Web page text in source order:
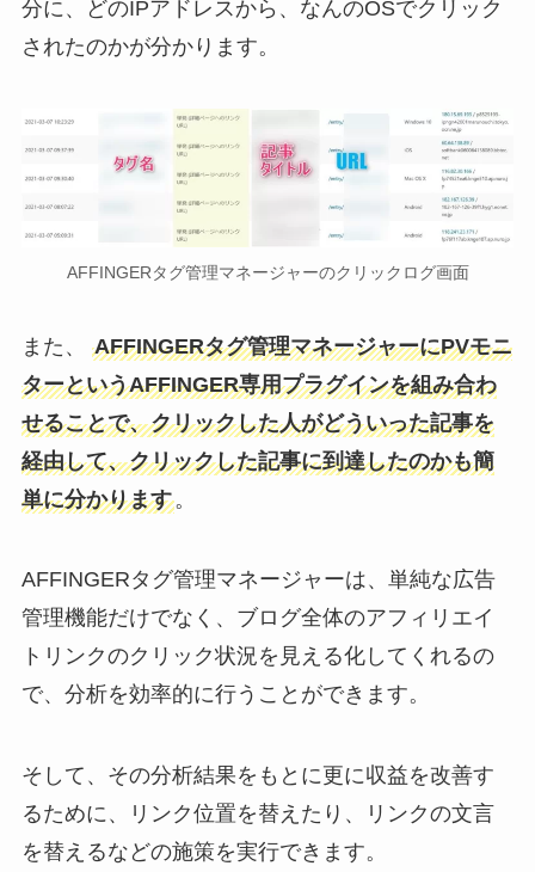
分に、どのIPアドレスから、なんのOSでクリック
されたのかが分かります。
AFFINGERタグ管理マネージャーのクリックログ画面
また、 AFFINGERタグ管理マネージャーにPVモニ
ターというAFFINGER専用プラグインを組み合わ
せることで、クリックした人がどういった記事を
経由して、クリックした記事に到達したのかも簡
単に分かります。
AFFINGERタグ管理マネージャーは、単純な広告
管理機能だけでなく、ブログ全体のアフィリエイ
トリンクのクリック状況を見える化してくれるの
で、分析を効率的に行うことができます。
そして、その分析結果をもとに更に収益を改善す
るために、リンク位置を替えたり、リンクの文言
を替えるなどの施策を実行できます。